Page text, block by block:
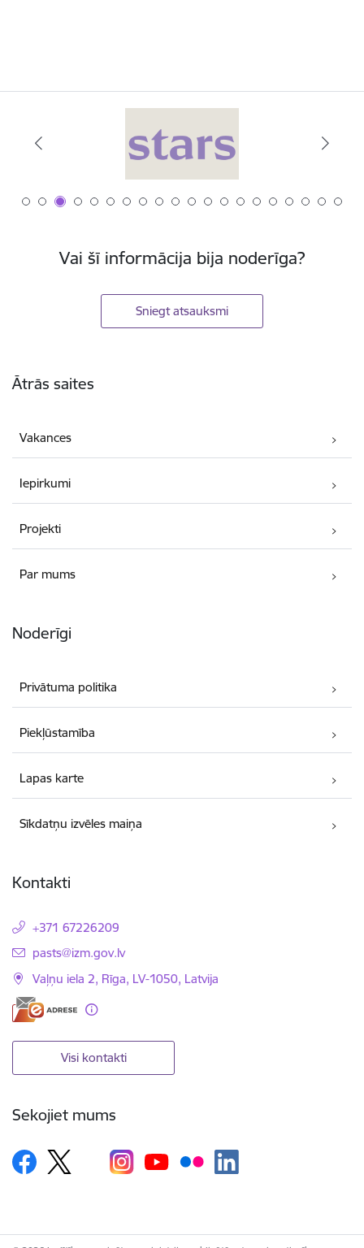
Vai šī informācija bija noderīga?
Sniegt atsauksmi
Ātrās saites
Vakances
Iepirkumi
Projekti
Par mums
Noderīgi
Privātuma politika
Piekļūstamība
Lapas karte
Sīkdatņu izvēles maiņa
Kontakti
+371 67226209
E-pasts:
pasts@izm.gov.lv
Vaļņu iela 2, Rīga, LV-1050, Latvija
Visi kontakti
Sekojiet mums